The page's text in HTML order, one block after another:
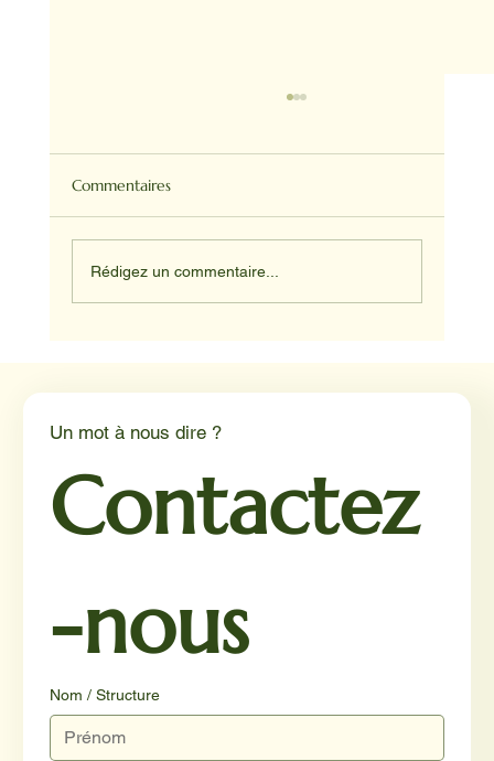
Commentaires
Rédigez un commentaire...
Un mot à nous dire ?
Contactez
-nous
Nom / Structure